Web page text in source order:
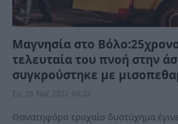
Μαγνησία στο
τελευταία του πνοή στην
συγκρούστηκε με
Σα, 26 Νοέ 2022 09:22
Θανατηφόρο τροχαίο δυστύχημα